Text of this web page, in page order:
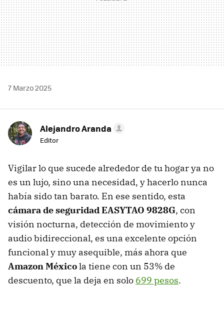
7 Marzo 2025
Alejandro Aranda
Editor
Vigilar lo que sucede alrededor de tu hogar ya no
es un lujo, sino una necesidad, y hacerlo nunca
había sido tan barato. En ese sentido, esta
cámara de seguridad EASYTAO 9828G, con
visión nocturna, detección de movimiento y
audio bidireccional, es una excelente opción
funcional y muy asequible, más ahora que
Amazon Méxicola tiene con un 53% de
descuento, que la deja en solo 699 pesos.